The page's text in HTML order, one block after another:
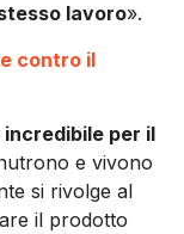
lavoro».
contro il
incredibile per il
e vivono
si rivolge al
il prodotto